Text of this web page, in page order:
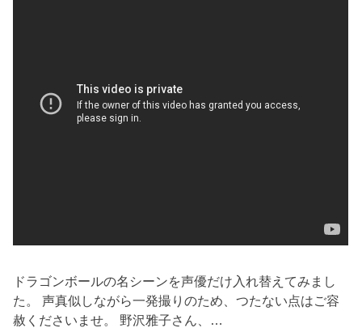
ドラゴンボールの名シーンを声優だけ入れ替えてみまし
た。 声真似しながら一発撮りのため、つたない点はご容
赦くださいませ。 野沢雅子さん、…